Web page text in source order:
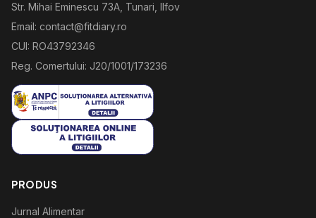
Str. Mihai Eminescu 73A, Tunari, Ilfov
Email: contact@fitdiary.ro
CUI: RO43792346
Reg. Comertului: J20/1001/173236
PRODUS
Jurnal Alimentar